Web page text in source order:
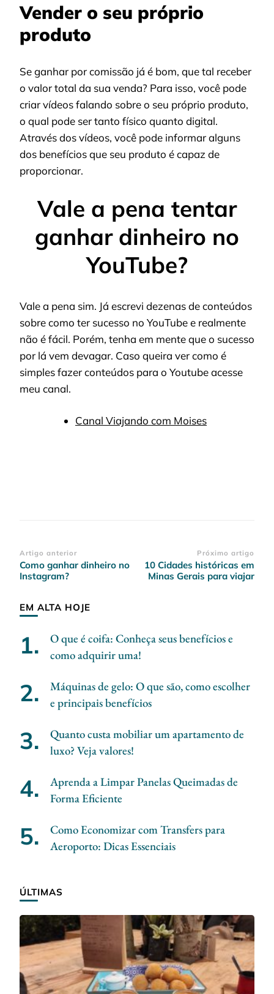
Vender o seu próprio
produto
Se ganhar por comissão já é bom, que tal receber
o valor total da sua venda? Para isso, você pode
criar vídeos falando sobre o seu próprio produto,
o qual pode ser tanto físico quanto digital.
Através dos vídeos, você pode informar alguns
dos benefícios que seu produto é capaz de
proporcionar.
Vale a pena tentar
ganhar dinheiro no
YouTube?
Vale a pena sim. Já escrevi dezenas de conteúdos
sobre como ter sucesso no YouTube e realmente
não é fácil. Porém, tenha em mente que o sucesso
por lá vem devagar. Caso queira ver como é
simples fazer conteúdos para o Youtube acesse
meu canal.
Canal Viajando com Moises
Navegação
de
Artigo anterior
Como ganhar dinheiro no
Instagram?
Próximo artigo
10 Cidades históricas em
Minas Gerais para viajar
EM ALTA HOJE
O que é coifa: Conheça seus benefícios e
como adquirir uma!
Máquinas de gelo: O que são, como escolher
e principais benefícios
Quanto custa mobiliar um apartamento de
luxo? Veja valores!
Aprenda a Limpar Panelas Queimadas de
Forma Eficiente
Como Economizar com Transfers para
Aeroporto: Dicas Essenciais
ÚLTIMAS